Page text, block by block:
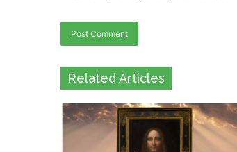
Related Articles